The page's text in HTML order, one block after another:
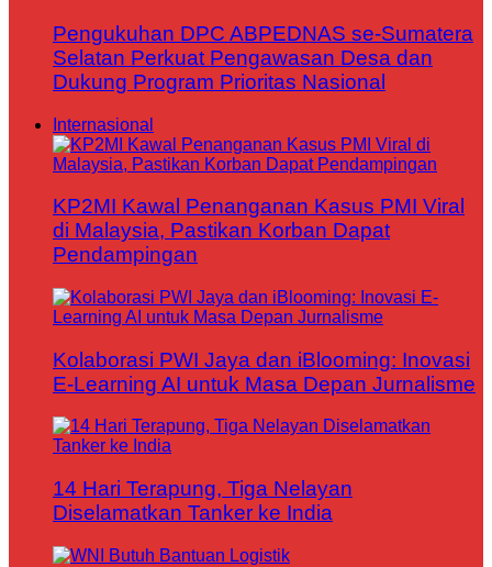
Pengukuhan DPC ABPEDNAS se-Sumatera
Selatan Perkuat Pengawasan Desa dan
Dukung Program Prioritas Nasional
Internasional
KP2MI Kawal Penanganan Kasus PMI Viral
di Malaysia, Pastikan Korban Dapat
Pendampingan
Kolaborasi PWI Jaya dan iBlooming: Inovasi
E-Learning AI untuk Masa Depan Jurnalisme
14 Hari Terapung, Tiga Nelayan
Diselamatkan Tanker ke India